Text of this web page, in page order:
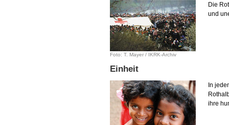
Foto: T. Mayer / IKRK-Archiv
Die
und
Einheit
In
ihre